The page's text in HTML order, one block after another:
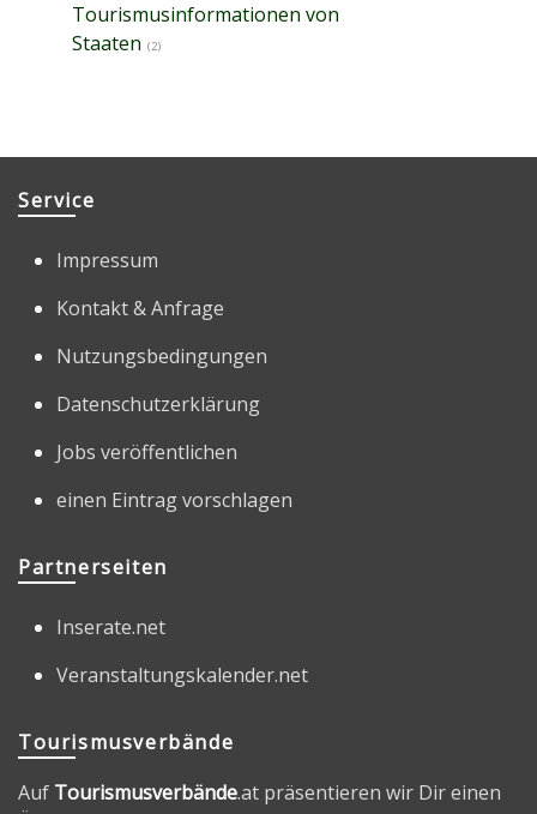
Tourismusinformationen von
Staaten (2)
Service
Impressum
Kontakt & Anfrage
Nutzungsbedingungen
Datenschutzerklärung
Jobs veröffentlichen
einen Eintrag vorschlagen
Partnerseiten
Inserate.net
Veranstaltungskalender.net
Tourismusverbände
Auf Tourismusverbände.at präsentieren wir Dir einen